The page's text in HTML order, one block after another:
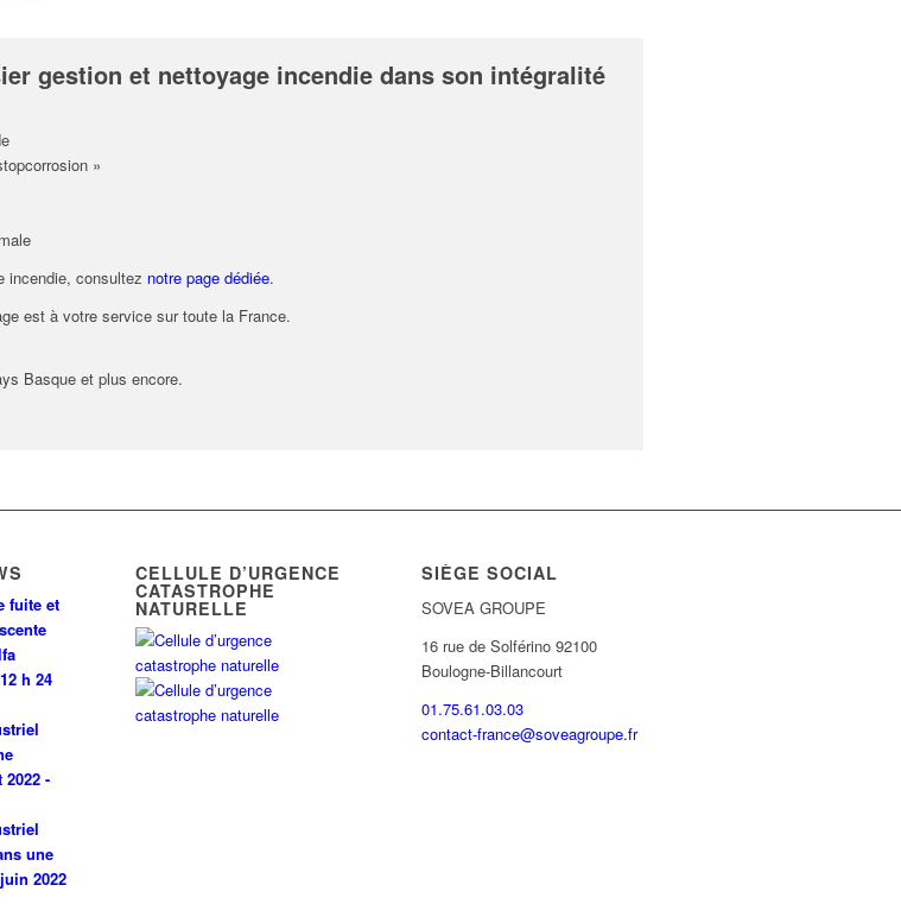
gestion et nettoyage incendie dans son intégralité
»
incendie, consultez notre page dédiée.
est à votre service sur toute la France.
Basque et plus encore.
fuite et
h 24
-
une
2022
CELLULE D’URGENCE
CATASTROPHE
NATURELLE
SIÈGE SOCIAL
SOVEA GROUPE
16 rue de Solférino 92100
Boulogne-Billancourt
01.75.61.03.03
contact-france@soveagroupe.fr